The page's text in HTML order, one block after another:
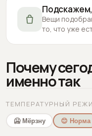
Вещи
то, что уже
Почему
именно так
ТЕМПЕРАТУРНЫЙ
🥶 Мёрзну 😊 Норма